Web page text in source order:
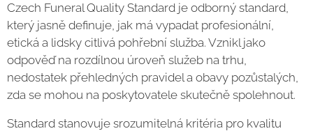
Czech Funeral Quality Standard je odborný standard,
který jasně definuje, jak má vypadat profesionální,
etická a lidsky citlivá pohřební služba. Vznikl jako
odpověď na rozdílnou úroveň služeb na trhu,
nedostatek přehledných pravidel a obavy pozůstalých,
zda se mohou na poskytovatele skutečně spolehnout.
Standard stanovuje srozumitelná kritéria pro kvalitu